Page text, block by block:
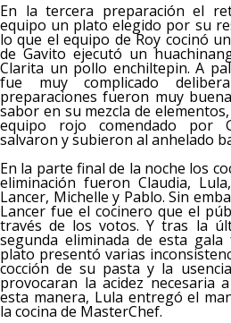
En la tercera preparación el
equipo un plato elegido por su
lo que el equipo de Roy cocinó
de Gavito ejecutó un
Clarita un pollo enchiltepin. A
fue muy complicado
preparaciones fueron muy
sabor en su mezcla de
equipo rojo comendado por
salvaron y subieron al anhelado
En la parte final de la noche los
eliminación fueron Claudia,
Lancer, Michelle y Pablo. Sin
Lancer fue el cocinero que el
través de los votos. Y tras la
segunda eliminada de esta
plato presentó varias
cocción de su pasta y la
provocaran la acidez necesaria
esta manera, Lula entregó el
la cocina de MasterChef.